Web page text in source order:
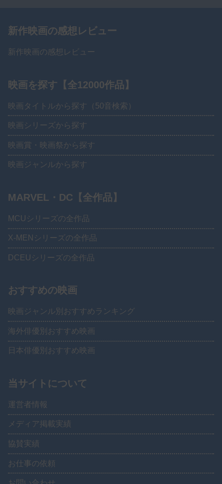
新作映画の感想レビュー
新作映画の感想レビュー
映画を探す【全12000作品】
映画タイトルから探す（50音検索）
映画シリーズから探す
映画賞・映画祭から探す
映画ジャンルから探す
MARVEL・DC【全作品】
MCUシリーズの全作品
X-MENシリーズの全作品
DCEUシリーズの全作品
おすすめの映画
映画ジャンル別おすすめランキング
海外俳優別おすすめ映画
日本俳優別おすすめ映画
当サイトについて
運営者情報
メディア掲載実績
協賛実績
お仕事の依頼